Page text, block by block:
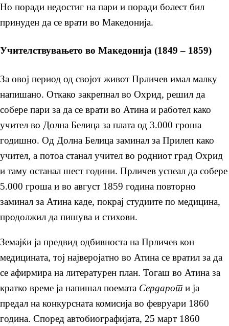
Но поради недостиг на пари и поради болест бил
принуден да се врати во Македонија.
Учителствувањето во Македонија (1849 – 1859)
За овој период од својот живот Прличев имал малку
напишано. Откако закрепнал во Охрид, решил да
собере пари за да се врати во Атина и работел како
учител во Долна Белица за плата од 3.000 гроша
годишно. Од Долна Белица заминал за Прилеп како
учител, а потоа станал учител во родниот град Охрид
и таму останал шест години. Прличев успеал да собере
5.000 гроша и во август 1859 година повторно
заминал за Атина каде, покрај студиите по медицина,
продолжил да пишува и стихови.
Земајќи ја предвид одбивноста на Прличев кон
медицината, тој најверојатно во Атина се вратил за да
се афирмира на литературен план. Тогаш во Атина за
кратко време ја напишал поемата Сердарот и ја
предал на конкурсната комисија во февруари 1860
година. Според автобиографијата, 25 март 1860